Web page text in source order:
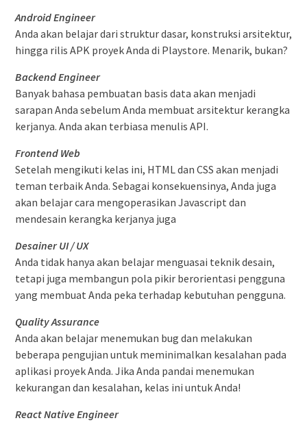
Android Engineer
Anda akan belajar dari struktur dasar, konstruksi arsitektur,
hingga rilis APK proyek Anda di Playstore. Menarik, bukan?
Backend Engineer
Banyak bahasa pembuatan basis data akan menjadi
sarapan Anda sebelum Anda membuat arsitektur kerangka
kerjanya. Anda akan terbiasa menulis API.
Frontend Web
Setelah mengikuti kelas ini, HTML dan CSS akan menjadi
teman terbaik Anda. Sebagai konsekuensinya, Anda juga
akan belajar cara mengoperasikan Javascript dan
mendesain kerangka kerjanya juga
Desainer UI / UX
Anda tidak hanya akan belajar menguasai teknik desain,
tetapi juga membangun pola pikir berorientasi pengguna
yang membuat Anda peka terhadap kebutuhan pengguna.
Quality Assurance
Anda akan belajar menemukan bug dan melakukan
beberapa pengujian untuk meminimalkan kesalahan pada
aplikasi proyek Anda. Jika Anda pandai menemukan
kekurangan dan kesalahan, kelas ini untuk Anda!
React Native Engineer